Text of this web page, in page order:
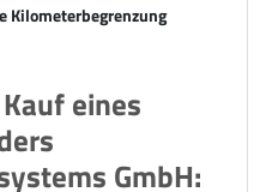
Kilometerbegrenzung
eines
GmbH: